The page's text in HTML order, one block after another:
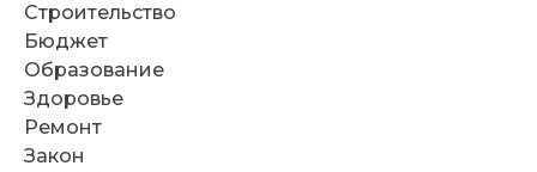
Строительство
Бюджет
Образование
Здоровье
Ремонт
Закон